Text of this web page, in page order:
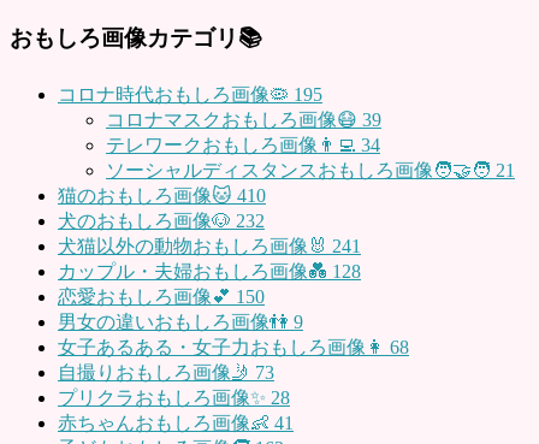
おもしろ画像カテゴリ📚
コロナ時代おもしろ画像🦠 195
コロナマスクおもしろ画像😷 39
テレワークおもしろ画像👨‍💻 34
ソーシャルディスタンスおもしろ画像🧑‍🤝‍🧑 21
猫のおもしろ画像🐱 410
犬のおもしろ画像🐶 232
犬猫以外の動物おもしろ画像🐰 241
カップル・夫婦おもしろ画像💑 128
恋愛おもしろ画像💕 150
男女の違いおもしろ画像👫 9
女子あるある・女子力おもしろ画像👩 68
自撮りおもしろ画像🤳 73
プリクラおもしろ画像✨ 28
赤ちゃんおもしろ画像👶 41